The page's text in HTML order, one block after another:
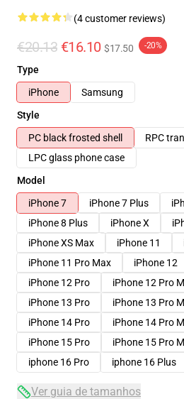
(4 customer reviews)
€20.13 €16.10 $17.50 -20%
Type
iPhone
Samsung
Style
PC black frosted shell
RPC
LPC glass phone case
Model
iPhone 7
iPhone 7 Plus
iPhone 8 Plus
iPhone X
iPhone XS Max
iPhone 11
iPhone 11 Pro Max
iPhone 12
iPhone 12 Pro
iPhone 12 Pro
iPhone 13 Pro
iPhone 13 Pro
iPhone 14 Pro
iPhone 14 Pro
iPhone 15 Pro
iPhone 15 Pro
iphone 16 Pro
iphone 16 Plus
Ver guia de tamanhos